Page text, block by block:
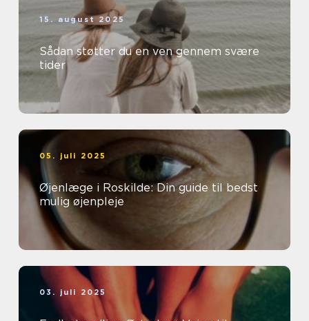
15. august 2025
Sådan støtter du en ven gennem svære
tider
05. juli 2025
Øjenlæge i Roskilde: Din guide til bedst
mulig øjenpleje
03. juli 2025